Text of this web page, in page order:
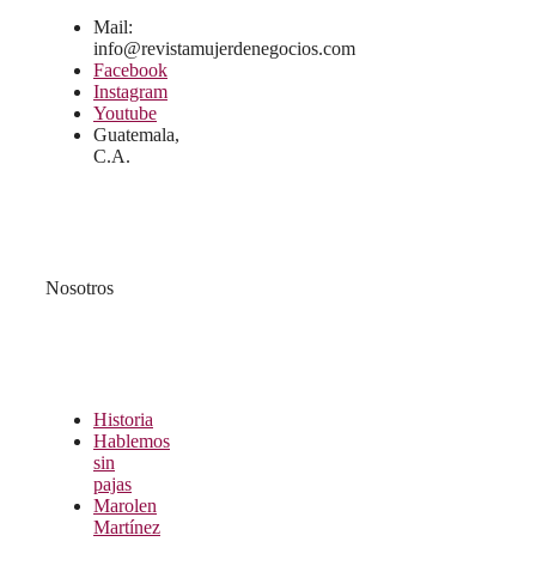
Mail:
info@revistamujerdenegocios.com
Facebook
Instagram
Youtube
Guatemala,
C.A.
Nosotros
Historia
Hablemos
sin
pajas
Marolen
Martínez